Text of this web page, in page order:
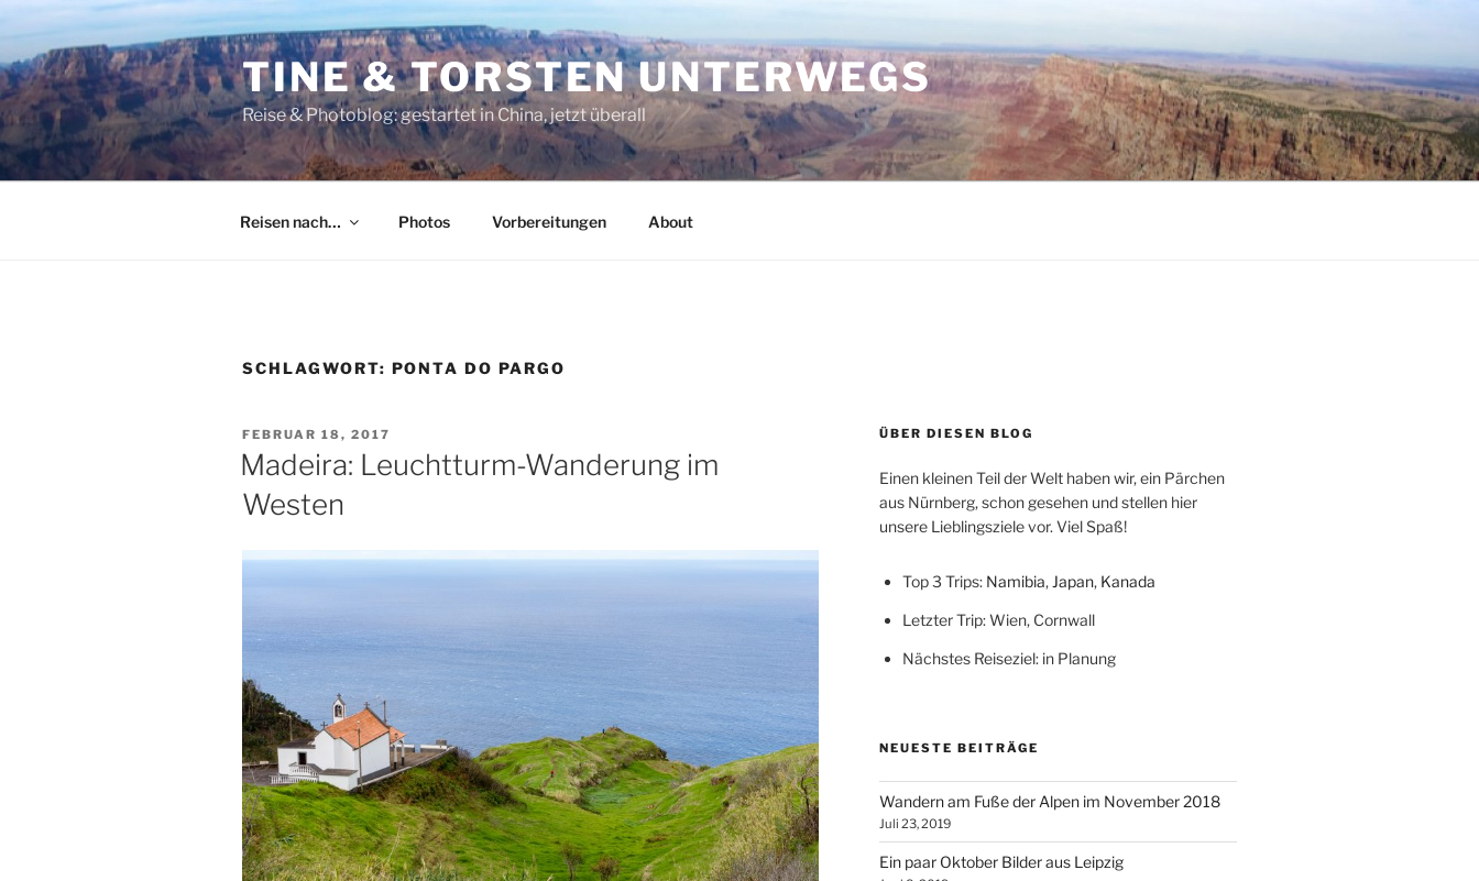
Zum
springen
TINE & TORSTEN UNTERWEGS
Reise & Photoblog: gestartet in China, jetzt überall
Reisen nach… Photos Vorbereitungen About
SCHLAGWORT: PONTA DO PARGO
VERÖFFENTLICHT
AM
FEBRUAR 18, 2017
Madeira: Leuchtturm-Wanderung im
Westen
ÜBER DIESEN BLOG
Einen kleinen Teil der Welt haben wir, ein Pärchen
aus Nürnberg, schon gesehen und stellen hier
unsere Lieblingsziele vor. Viel Spaß!
Top 3 Trips: Namibia, Japan, Kanada
Letzter Trip: Wien, Cornwall
Nächstes Reiseziel: in Planung
NEUESTE BEITRÄGE
Wandern am Fuße der Alpen im November 2018
Juli 23, 2019
Ein paar Oktober Bilder aus Leipzig